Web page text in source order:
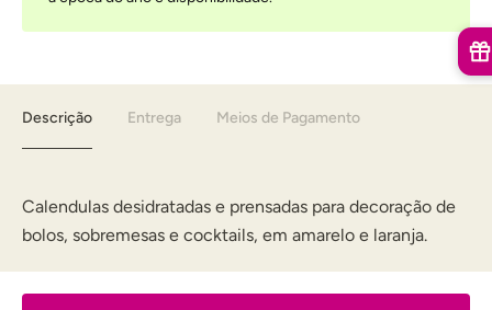
Descrição Entrega Meios de Pagamento
Calendulas desidratadas e prensadas para decoração de
bolos, sobremesas e cocktails, em amarelo e laranja.